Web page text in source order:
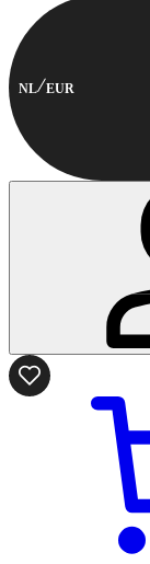
NL EUR